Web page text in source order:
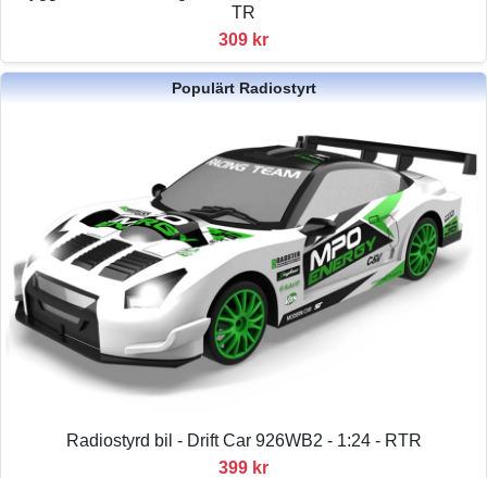
TR
309 kr
Populärt Radiostyrt
Radiostyrd bil - Drift Car 926WB2 - 1:24 - RTR
399 kr